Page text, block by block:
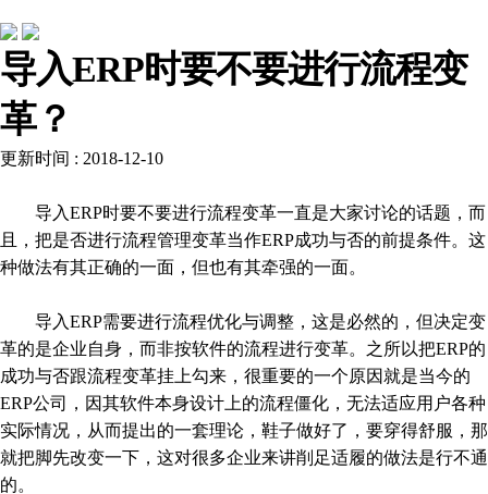
导入ERP时要不要进行流程变
革？
更新时间 : 2018-12-10
导入ERP时要不要进行流程变革一直是大家讨论的话题，而
且，把是否进行流程管理变革当作ERP成功与否的前提条件。这
种做法有其正确的一面，但也有其牵强的一面。
导入ERP需要进行流程优化与调整，这是必然的，但决定变
革的是企业自身，而非按软件的流程进行变革。之所以把ERP的
成功与否跟流程变革挂上勾来，很重要的一个原因就是当今的
ERP公司，因其软件本身设计上的流程僵化，无法适应用户各种
实际情况，从而提出的一套理论，鞋子做好了，要穿得舒服，那
就把脚先改变一下，这对很多企业来讲削足适履的做法是行不通
的。